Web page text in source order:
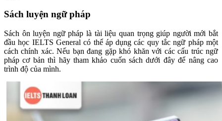
Sách luyện ngữ pháp
Sách ôn luyện ngữ pháp là tài liệu quan trọng giúp người mới bắt
đầu học IELTS General có thể áp dụng các quy tắc ngữ pháp một
cách chính xác. Nếu bạn đang gặp khó khăn với các cấu trúc ngữ
pháp cơ bản thì hãy tham khảo cuốn sách dưới đây để nâng cao
trình độ của mình.